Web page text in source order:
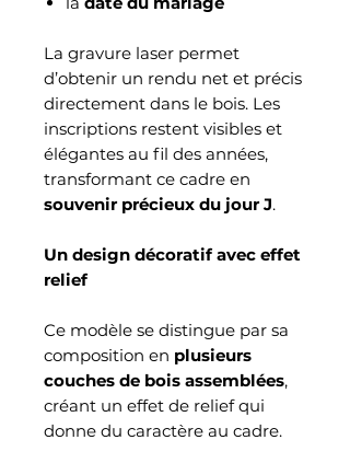
La gravure laser permet
d’obtenir un rendu net et précis
directement dans le bois. Les
inscriptions restent visibles et
élégantes au fil des années,
transformant ce cadre en
souvenir précieux du jour J.
Un design décoratif avec effet
relief
Ce modèle se distingue par sa
composition en plusieurs
couches de bois assemblées,
créant un effet de relief qui
donne du caractère au cadre.